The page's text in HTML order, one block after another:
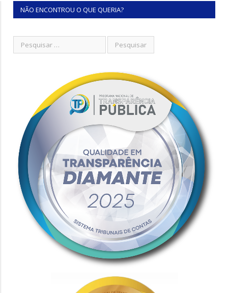
NÃO ENCONTROU O QUE QUERIA?